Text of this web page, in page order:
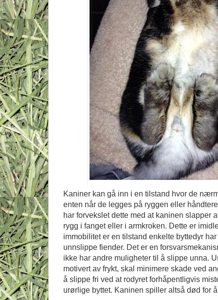
Kaniner kan gå inn i en tilstand hvor de
enten når de legges på ryggen eller
har forvekslet dette med at kaninen slapper
rygg i fanget eller i armkroken. Dette er
immobilitet er en tilstand enkelte byttedyr
unnslippe fiender. Det er en
ikke har andre muligheter til å slippe unna.
motivert av frykt, skal minimere skade ved
å slippe fri ved at rodyret forhåpentligvis
urørlige byttet. Kaninen spiller altså død for